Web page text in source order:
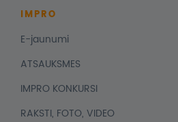
IMPRO
E-jaunumi
ATSAUKSMES
IMPRO KONKURSI
RAKSTI, FOTO, VIDEO